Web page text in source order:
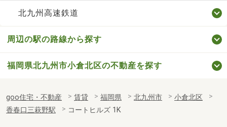
北九州高速鉄道
周辺の駅の路線から探す
福岡県北九州市小倉北区の不動産を探す
goo住宅・不動産 賃貸 福岡県 北九州市
小倉北区
香春口三萩野駅
コートヒルズ 1K